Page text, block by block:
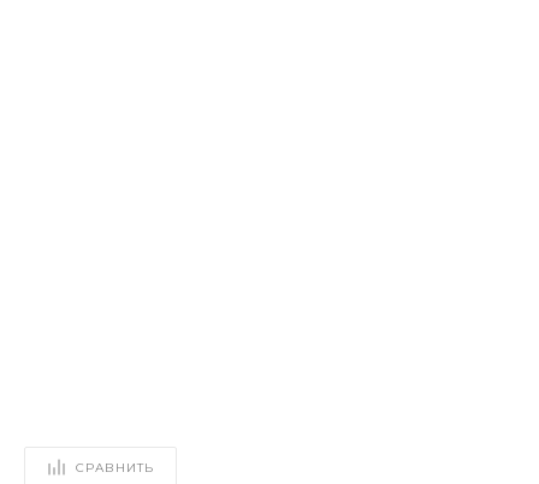
СРАВНИТЬ